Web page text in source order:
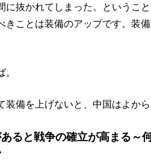
に抜かれてしまった。というこ
きことは装備のアップです。装
装備を上げないと、中国はよか
ると戦争の確立が高まる～